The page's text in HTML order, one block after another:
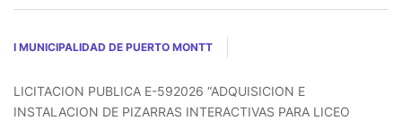
I MUNICIPALIDAD DE PUERTO MONTT
LICITACION PUBLICA E-592026 “ADQUISICION E
INSTALACION DE PIZARRAS INTERACTIVAS PARA LICEO